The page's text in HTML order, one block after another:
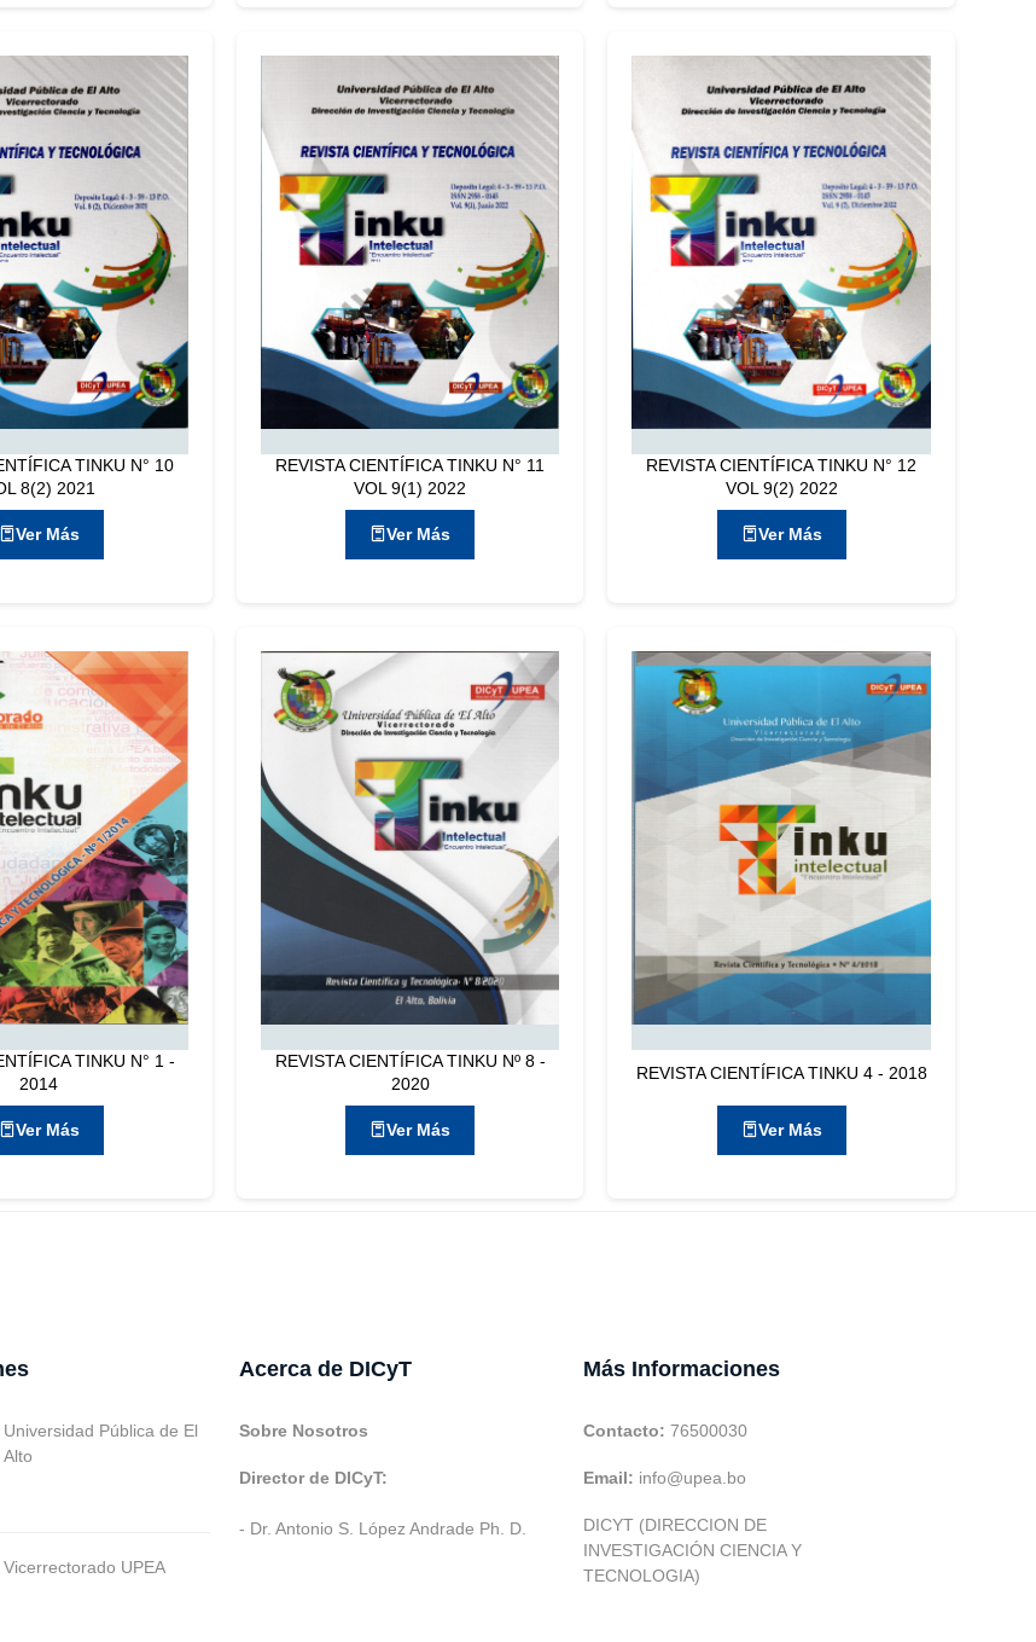
TINKU N° 10
8(2) 2021
Ver Más
REVISTA CIENTÍFICA TINKU N° 11
VOL 9(1) 2022
Ver Más
REVISTA CIENTÍFICA TINKU N° 12
VOL 9(2) 2022
Ver Más
TINKU N° 1 -
2014
Ver Más
REVISTA CIENTÍFICA TINKU Nº 8 -
2020
Ver Más
REVISTA CIENTÍFICA TINKU 4 - 2018
Ver Más
Universidad Pública de El
Alto
Vicerrectorado UPEA
Acerca de DICyT
Sobre Nosotros
Director de DICyT:
- Dr. Antonio S. López Andrade Ph. D.
Más Informaciones
Contacto: 76500030
Email: info@upea.bo
DICYT (DIRECCION DE
INVESTIGACIÓN CIENCIA Y
TECNOLOGIA)